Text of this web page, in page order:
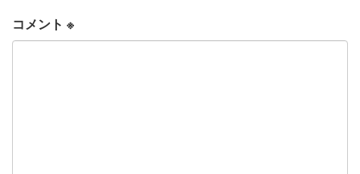
コメント ※